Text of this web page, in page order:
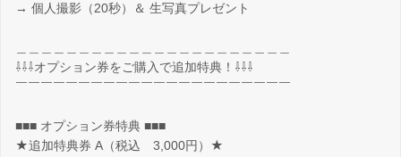
→ 個人撮影（20秒）＆ 生写真プレゼント
⇩⇩⇩オプション券をご購入で追加特典！⇩⇩⇩
￣￣￣￣￣￣￣￣￣￣￣￣￣￣￣￣￣￣￣￣￣￣
■■■ オプション券特典 ■■■
★追加特典券 A（税込 3,000円）★